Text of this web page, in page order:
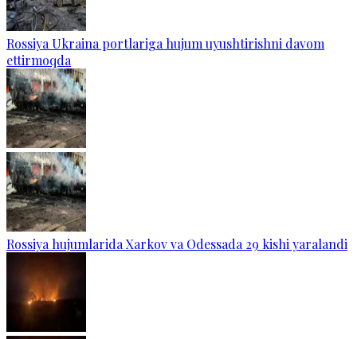
Rossiya Ukraina portlariga hujum uyushtirishni davom
ettirmoqda
Rossiya hujumlarida Xarkov va Odessada 29 kishi yaralandi